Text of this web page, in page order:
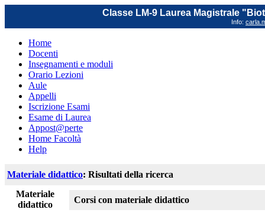
Classe LM-9 Laurea Magistrale
Info:
Home
Docenti
Insegnamenti e moduli
Orario Lezioni
Aule
Appelli
Iscrizione Esami
Esame di Laurea
Appost@perte
Home Facoltà
Help
Materiale didattico: Risultati della ricerca
Materiale
didattico
Corsi con materiale didattico